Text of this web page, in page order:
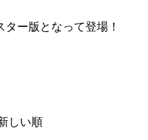
ー版となって登場！
しい順